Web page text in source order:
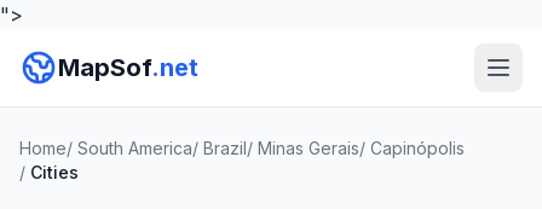
">
MapSof.net
Home/ South America/ Brazil/ Minas Gerais/ Capinópolis
/ Cities